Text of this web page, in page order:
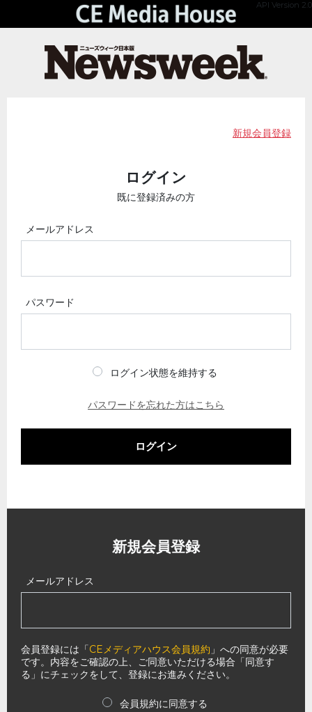
API Version 2.0
新規会員登録
ログイン
既に登録済みの方
メールアドレス
パスワード
ログイン状態を維持する
パスワードを忘れた方はこちら
ログイン
新規会員登録
メールアドレス
会員登録には「CEメディアハウス会員規約 」への同意が必要
です。内容をご確認の上、ご同意いただける場合「同意す
る」にチェックをして、登録にお進みください。
会員規約に同意する